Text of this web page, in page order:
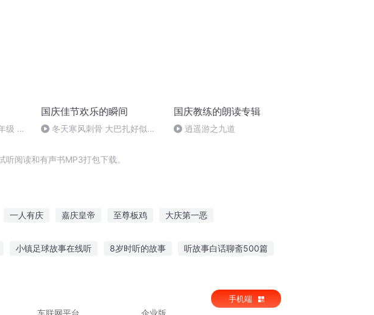
级 孙
国庆佳节欢乐的瞬间
冬天寒风刺骨 大巴扎好似温
国庆教练的朗读专辑
逍遥游之九道
阅读和有声书MP3打包下载。
一人有庆 嘉庆皇帝 至尊板鸡 大庆第一恶
小镇足球故事在线听 8岁时听的故事 听故事白话聊斋500篇
车联网平台 企业版
手机端